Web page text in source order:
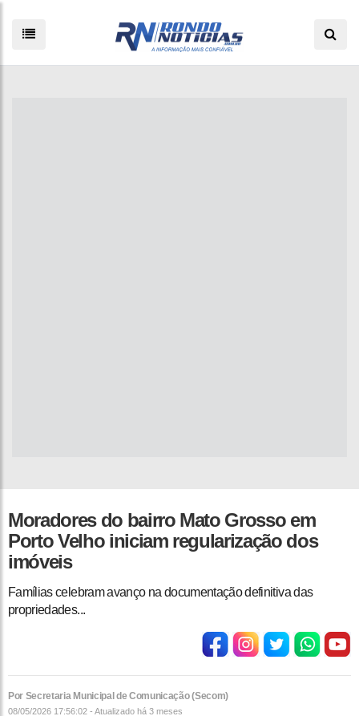
Moradores do bairro Mato Grosso em
Porto Velho iniciam regularização dos
imóveis
Famílias celebram avanço na documentação definitiva das
propriedades...
Por Secretaria Municipal de Comunicação (Secom)
08/05/2026 17:56:02 - Atualizado há 3 meses